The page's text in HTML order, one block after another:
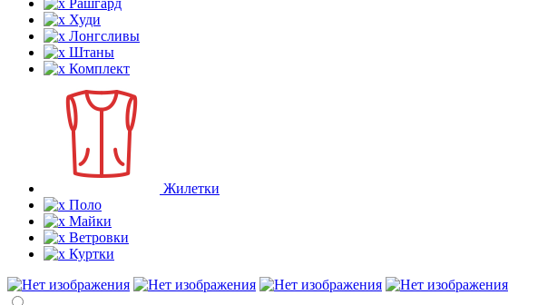
Худи
Лонгсливы
Штаны
Комплект
Жилетки
Поло
Майки
Ветровки
Куртки